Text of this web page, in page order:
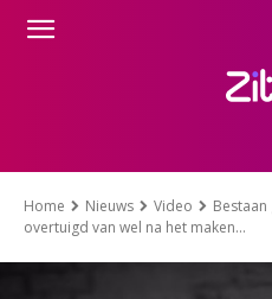
Home Nieuws Video
overtuigd van wel na het maken...